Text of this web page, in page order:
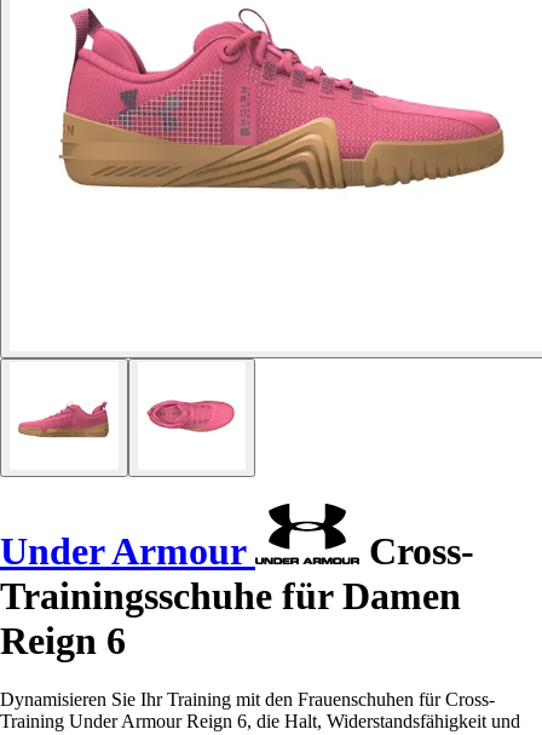
Under Armour
Cross-
Trainingsschuhe für Damen
Reign 6
Dynamisieren Sie Ihr Training mit den Frauenschuhen für Cross-
Training Under Armour Reign 6, die Halt, Widerstandsfähigkeit und